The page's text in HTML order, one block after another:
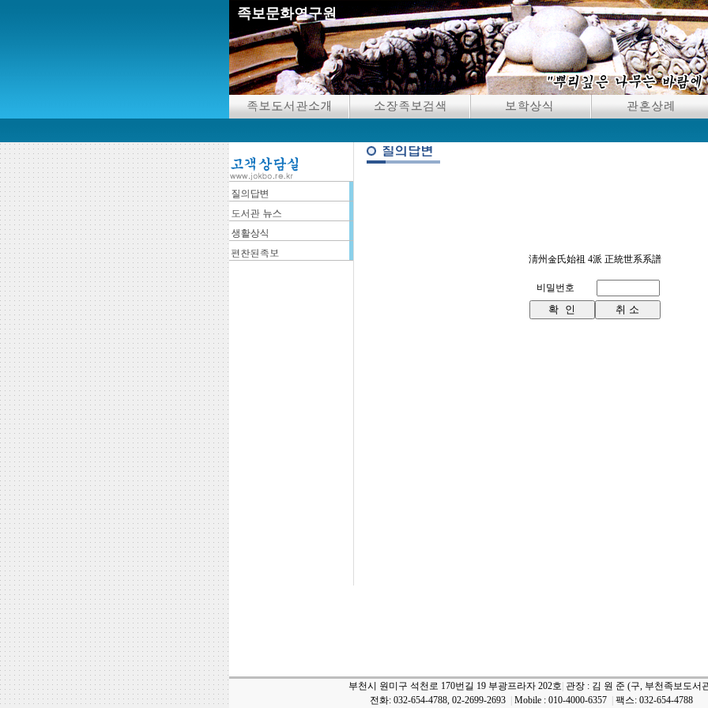
족보문화연구원
淸州金氏始祖 4派 正統世系系譜
비밀번호
부천시 원미구 석천로 170번길 19 부광프라자 202호 관장 : 김 원 준 (구, 부천족보도서
전화: 032-654-4788, 02-2699-2693
Mobile : 010-4000-6357 팩스: 032-654-4788